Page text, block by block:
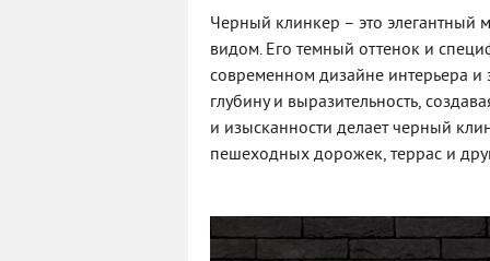
Черный клинкер – это
видом. Его темный оттенок и
современном дизайне интерьера и
глубину и выразительность,
и изысканности делает черный
пешеходных дорожек, террас и